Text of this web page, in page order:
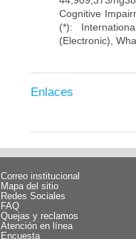
Cognitive
(*):
(Electronic),
Enlaces
Correo institucional
Mapa del sitio
Redes Sociales
FAQ
Quejas y reclamos
Atención en línea
Encuesta